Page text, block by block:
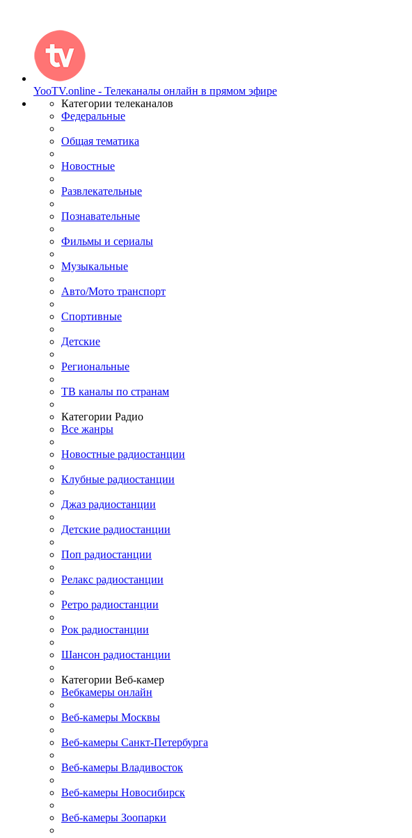
YooTV.online - Телеканалы онлайн в прямом эфире
Категории телеканалов
Федеральные
Общая тематика
Новостные
Развлекательные
Познавательные
Фильмы и сериалы
Музыкальные
Авто/Мото транспорт
Спортивные
Детские
Региональные
ТВ каналы по странам
Категории Радио
Все жанры
Новостные радиостанции
Клубные радиостанции
Джаз радиостанции
Детские радиостанции
Поп радиостанции
Релакс радиостанции
Ретро радиостанции
Рок радиостанции
Шансон радиостанции
Категории Веб-камер
Вебкамеры онлайн
Веб-камеры Москвы
Веб-камеры Санкт-Петербурга
Веб-камеры Владивосток
Веб-камеры Новосибирск
Веб-камеры Зоопарки